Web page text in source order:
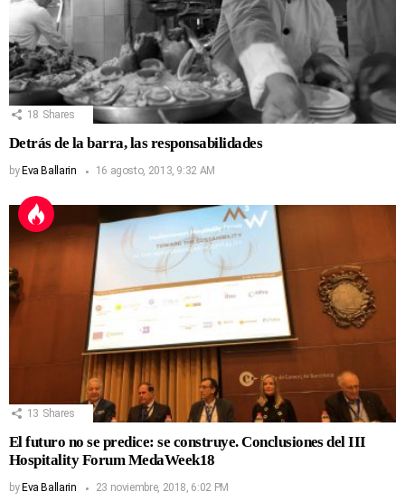
18 Shares
Detrás de la barra, las responsabilidades
by Eva Ballarin 16 agosto, 2013, 9:32 AM
13 Shares
El futuro no se predice: se construye. Conclusiones del III
Hospitality Forum MedaWeek18
by Eva Ballarin 23 noviembre, 2018, 6:02 PM